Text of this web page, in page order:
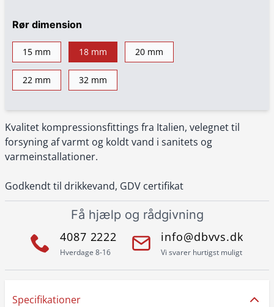
Kvalitet kompressionsfittings fra Italien, velegnet til
forsyning af varmt og koldt vand i sanitets og
varmeinstallationer.
Godkendt til drikkevand, GDV certifikat
Rør dimension
15 mm 18 mm 20 mm
22 mm 32 mm
Få hjælp og rådgivning
4087 2222
Hverdage 8-16
info@dbvvs.dk
Vi svarer hurtigst muligt
Specifikationer